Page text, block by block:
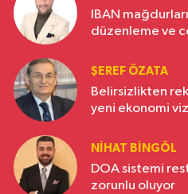
IBAN
düzenleme ve
ŞEREF ÖZATA
Belirsizlikten
yeni ekonomi
NIHAT BINGÖL
DOA sistemi
zorunlu oluyor